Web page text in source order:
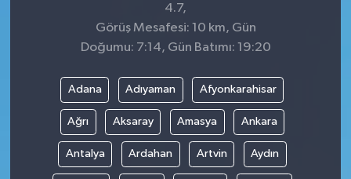
4.7,
Görüş Mesafesi: 10 km, Gün
Doğumu: 7:14, Gün Batımı: 19:20
Adana Adıyaman Afyonkarahisar
Ağrı Aksaray Amasya Ankara
Antalya Ardahan Artvin Aydın